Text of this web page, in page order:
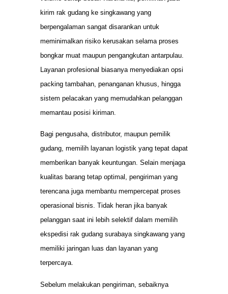
kirim rak gudang ke singkawang yang
berpengalaman sangat disarankan untuk
meminimalkan risiko kerusakan selama proses
bongkar muat maupun pengangkutan antarpulau.
Layanan profesional biasanya menyediakan opsi
packing tambahan, penanganan khusus, hingga
sistem pelacakan yang memudahkan pelanggan
memantau posisi kiriman.
Bagi pengusaha, distributor, maupun pemilik
gudang, memilih layanan logistik yang tepat dapat
memberikan banyak keuntungan. Selain menjaga
kualitas barang tetap optimal, pengiriman yang
terencana juga membantu mempercepat proses
operasional bisnis. Tidak heran jika banyak
pelanggan saat ini lebih selektif dalam memilih
ekspedisi rak gudang surabaya singkawang yang
memiliki jaringan luas dan layanan yang
terpercaya.
Sebelum melakukan pengiriman, sebaiknya